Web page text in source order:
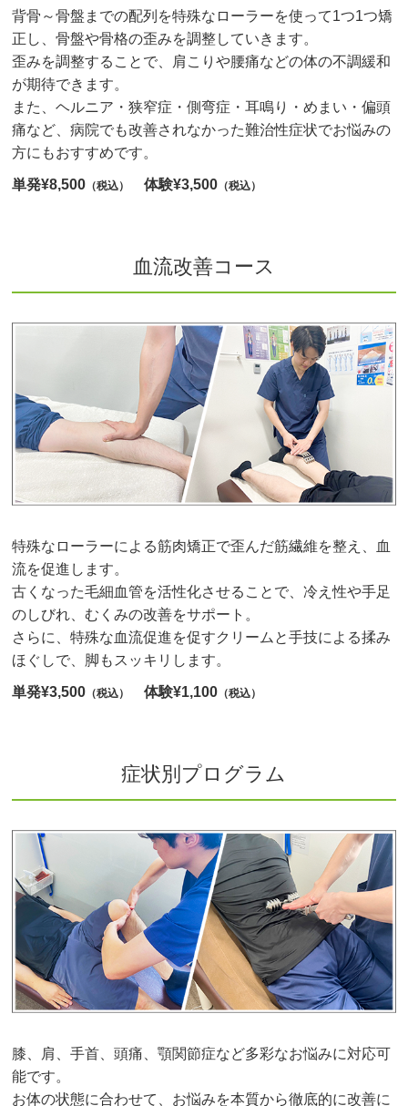
背骨～骨盤までの配列を特殊なローラーを使って1つ1つ矯
正し、骨盤や骨格の歪みを調整していきます。
歪みを調整することで、肩こりや腰痛などの体の不調緩和
が期待できます。
また、ヘルニア・狭窄症・側弯症・耳鳴り・めまい・偏頭
痛など、病院でも改善されなかった難治性症状でお悩みの
方にもおすすめです。
単発¥8,500 （税込） 体験¥3,500 （税込）
血流改善コース
特殊なローラーによる筋肉矯正で歪んだ筋繊維を整え、血
流を促進します。
古くなった毛細血管を活性化させることで、冷え性や手足
のしびれ、むくみの改善をサポート。
さらに、特殊な血流促進を促すクリームと手技による揉み
ほぐしで、脚もスッキリします。
単発¥3,500 （税込） 体験¥1,100 （税込）
症状別プログラム
膝、肩、手首、頭痛、顎関節症など多彩なお悩みに対応可
能です。
お体の状態に合わせて、お悩みを本質から徹底的に改善に